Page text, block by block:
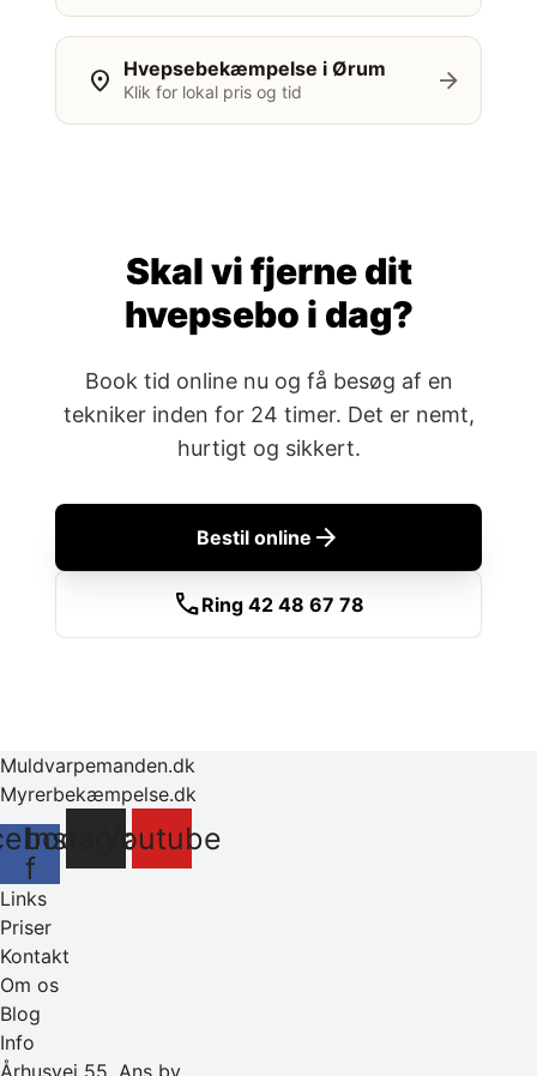
location_on Hvepsebekæmpelse i Ørum
Klik for lokal pris og tid arrow_forward
Skal vi fjerne dit
hvepsebo i dag?
Book tid online nu og få besøg af en
tekniker inden for 24 timer. Det er nemt,
hurtigt og sikkert.
Bestil online arrow_forward
callRing 42 48 67 78
Muldvarpemanden.dk
Myrerbekæmpelse.dk
f
InstagramYoutube
Links
Priser
Kontakt
Om os
Blog
Info
Århusvej 55, Ans by